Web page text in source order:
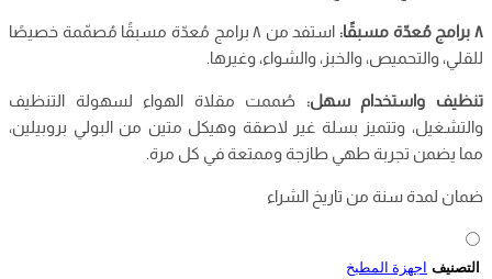
٨ برامج مُعدّة مسبقًا:
استفد من ٨ برامج مُعدّة مسبقًا مُصمّمة خصيصًا
للقلي، والتحميص، والخبز، والشواء، وغيرها.
تنظيف واستخدام سهل: صُممت مقلاة الهواء لسهولة التنظيف
والتشغيل، وتتميز بسلة غير لاصقة وهيكل متين من البولي بروبيلين،
مما يضمن تجربة طهي طازجة وممتعة في كل مرة.
ضمان لمدة سنة من تاريخ الشراء
التصنيف اجهزة المطبخ